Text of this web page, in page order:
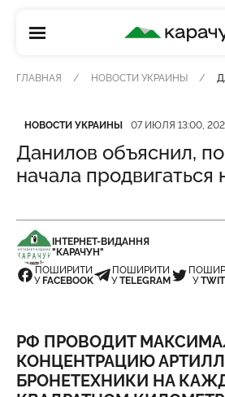
КАРАЧУН
ГЛАВНАЯ НОВОСТИ УКРАИНЫ
Категория
НОВОСТИ УКРАИНЫ
Дата публикации 07 ИЮЛЯ 13:00,
Данилов объяснил,
начала
ІНТЕРНЕТ-ВИДАННЯ
"КАРАЧУН"
ПОШИРИТИ
У FACEBOOK
ПОШИРИТИ
УTELEGRAM
У
РФ ПРОВОДИТ
КОНЦЕНТРАЦИЮ
БРОНЕТЕХНИКИ НА